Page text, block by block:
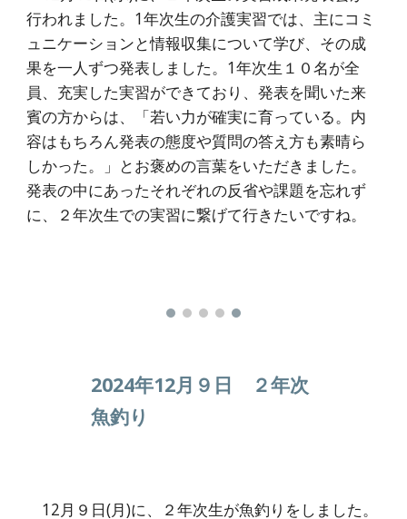
行われました。1年次生の介護実習では、主にコミ
ュニケーションと情報収集について学び、その成
果を一人ずつ発表しました。1年次生１０名が全
員、充実した実習ができており、発表を聞いた来
賓の方からは、「若い力が確実に育っている。内
容はもちろん発表の態度や質問の答え方も素晴ら
しかった。」とお褒めの言葉をいただきました。
発表の中にあったそれぞれの反省や課題を忘れず
に、２年次生での実習に繋げて行きたいですね。
2024年12月９日 ２年次
魚釣り
12月９日(月)に、２年次生が魚釣りをしました。